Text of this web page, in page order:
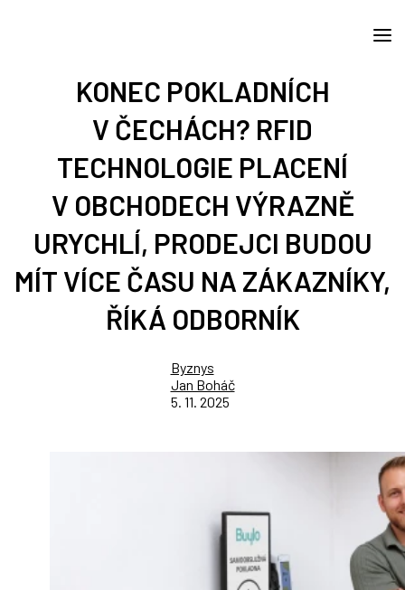
KONEC POKLADNÍCH
V ČECHÁCH? RFID
TECHNOLOGIE PLACENÍ
V OBCHODECH VÝRAZNĚ
URYCHLÍ, PRODEJCI BUDOU
MÍT VÍCE ČASU NA ZÁKAZNÍKY,
ŘÍKÁ ODBORNÍK
Byznys
Jan Boháč
5. 11. 2025